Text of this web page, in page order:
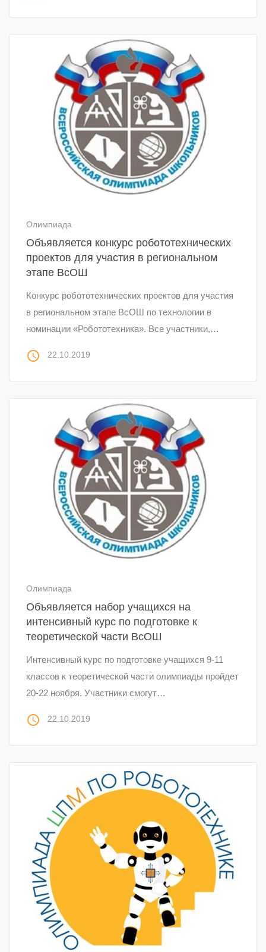
Олимпиада
Объявляется конкурс робототехнических
проектов для участия в региональном
этапе ВсОШ
Конкурс робототехнических проектов для участия
в региональном этапе ВсОШ по технологии в
номинации «Робототехника». Все участники,…
access_time 22.10.2019
Олимпиада
Объявляется набор учащихся на
интенсивный курс по подготовке к
теоретической части ВсОШ
Интенсивный курс по подготовке учащихся 9-11
классов к теоретической части олимпиады пройдет
20-22 ноября. Участники смогут…
access_time 22.10.2019